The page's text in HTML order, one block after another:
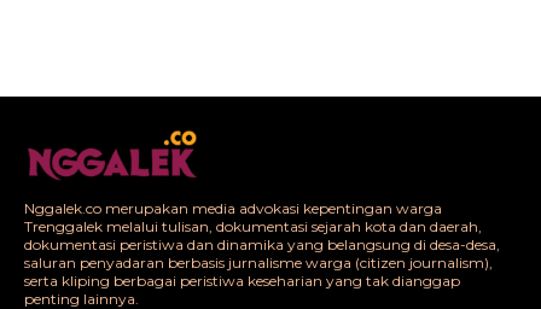
Nggalek.co merupakan media advokasi kepentingan warga
Trenggalek melalui tulisan, dokumentasi sejarah kota dan daerah,
dokumentasi peristiwa dan dinamika yang belangsung di desa-desa,
saluran penyadaran berbasis jurnalisme warga (citizen journalism),
serta kliping berbagai peristiwa keseharian yang tak dianggap
penting lainnya.